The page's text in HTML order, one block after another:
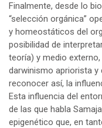
Finalmente, desde lo
“selección orgánica”
y homeostáticos del
posibilidad de
teoría) y medio
darwinismo apriorista
reconocer así, la
Esta influencia del
de las que habla
epigenético que, en